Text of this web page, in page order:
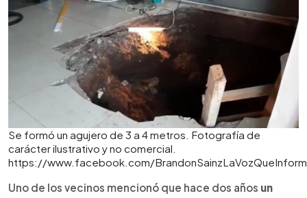
Se formó un agujero de 3 a 4 metros. Fotografía de
carácter ilustrativo y no comercial.
https://www.facebook.com/
Uno de los vecinos mencionó que hace dos años un